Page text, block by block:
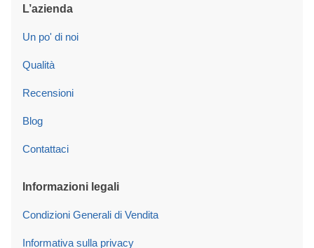
L’azienda
Un po' di noi
Qualità
Recensioni
Blog
Contattaci
Informazioni legali
Condizioni Generali di Vendita
Informativa sulla privacy